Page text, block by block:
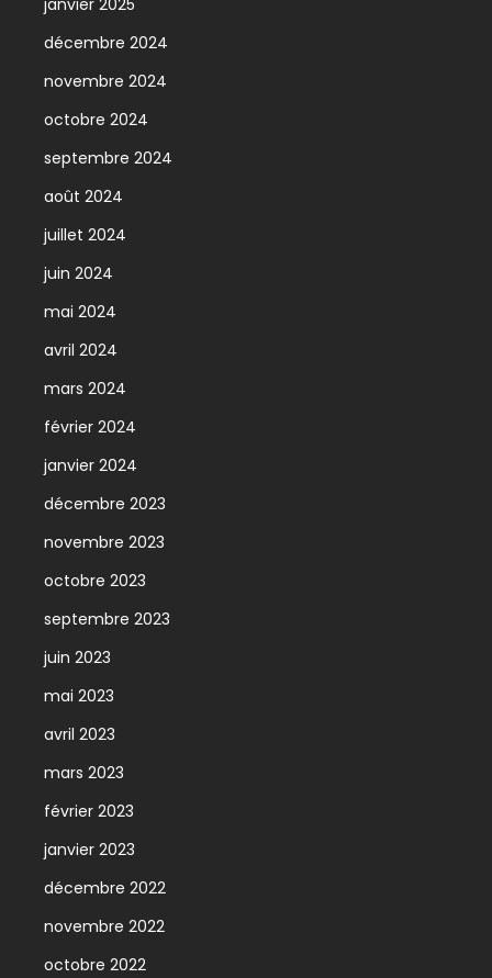
janvier 2025
décembre 2024
novembre 2024
octobre 2024
septembre 2024
août 2024
juillet 2024
juin 2024
mai 2024
avril 2024
mars 2024
février 2024
janvier 2024
décembre 2023
novembre 2023
octobre 2023
septembre 2023
juin 2023
mai 2023
avril 2023
mars 2023
février 2023
janvier 2023
décembre 2022
novembre 2022
octobre 2022